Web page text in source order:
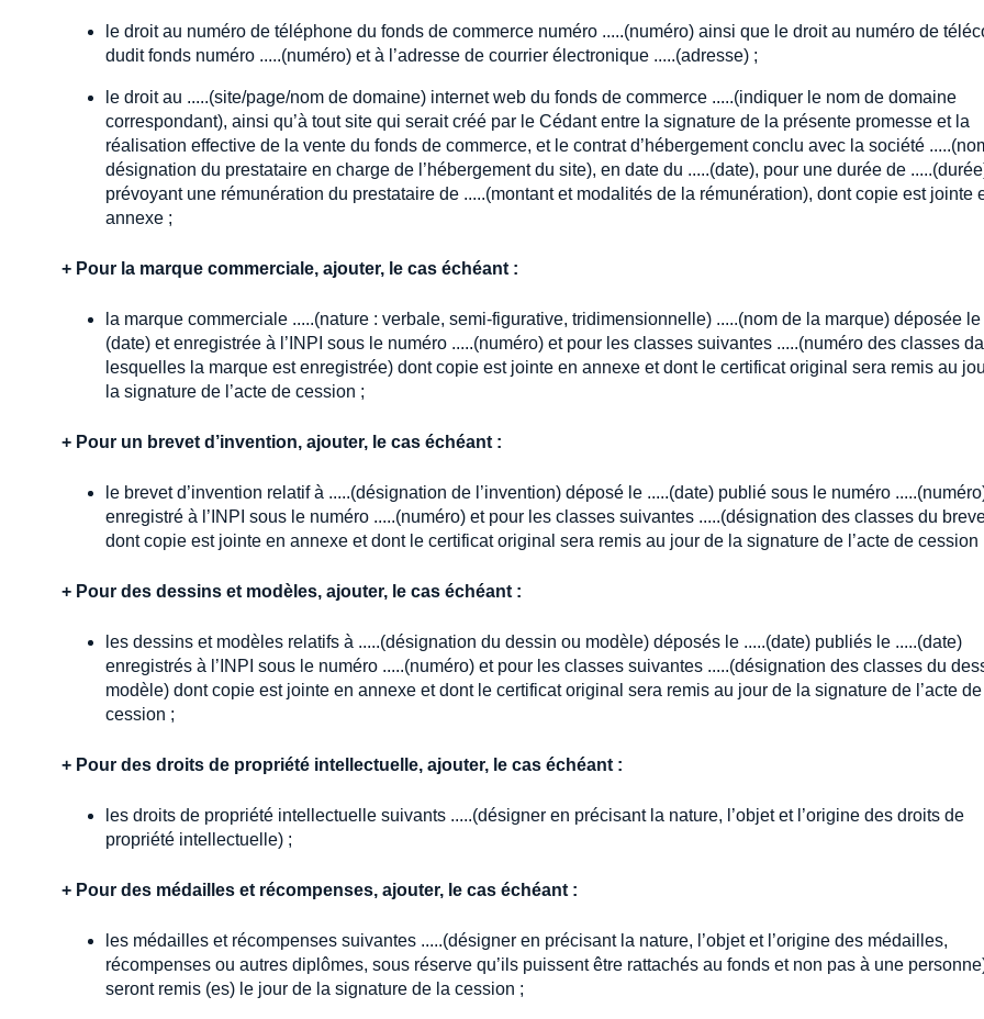
le droit au numéro de téléphone du fonds de commerce numéro .....(numéro) ainsi que le droit au numéro de
dudit fonds numéro .....(numéro) et à l’adresse de courrier électronique .....(adresse) ;
le droit au .....(site/page/nom de domaine) internet web du fonds de commerce .....(indiquer le nom de domaine
correspondant), ainsi qu’à tout site qui serait créé par le Cédant entre la signature de la présente promesse et la
réalisation effective de la vente du fonds de commerce, et le contrat d’hébergement conclu avec la société
désignation du prestataire en charge de l’hébergement du site), en date du .....(date), pour une durée de
prévoyant une rémunération du prestataire de .....(montant et modalités de la rémunération), dont copie est jointe
annexe ;
+ Pour la marque commerciale, ajouter, le cas échéant :
la marque commerciale .....(nature : verbale, semi-figurative, tridimensionnelle) .....(nom de la marque) déposée le
(date) et enregistrée à l’INPI sous le numéro .....(numéro) et pour les classes suivantes .....(numéro des classes
lesquelles la marque est enregistrée) dont copie est jointe en annexe et dont le certificat original sera remis au
la signature de l’acte de cession ;
+ Pour un brevet d’invention, ajouter, le cas échéant :
le brevet d’invention relatif à .....(désignation de l’invention) déposé le .....(date) publié sous le numéro
enregistré à l’INPI sous le numéro .....(numéro) et pour les classes suivantes .....(désignation des classes du
dont copie est jointe en annexe et dont le certificat original sera remis au jour de la signature de l’acte de cession
+ Pour des dessins et modèles, ajouter, le cas échéant :
les dessins et modèles relatifs à .....(désignation du dessin ou modèle) déposés le .....(date) publiés le .....(date)
enregistrés à l’INPI sous le numéro .....(numéro) et pour les classes suivantes .....(désignation des classes du
modèle) dont copie est jointe en annexe et dont le certificat original sera remis au jour de la signature de l’acte de
cession ;
+ Pour des droits de propriété intellectuelle, ajouter, le cas échéant :
les droits de propriété intellectuelle suivants .....(désigner en précisant la nature, l’objet et l’origine des droits de
propriété intellectuelle) ;
+ Pour des médailles et récompenses, ajouter, le cas échéant :
les médailles et récompenses suivantes .....(désigner en précisant la nature, l’objet et l’origine des médailles,
récompenses ou autres diplômes, sous réserve qu’ils puissent être rattachés au fonds et non pas à une
seront remis (es) le jour de la signature de la cession ;